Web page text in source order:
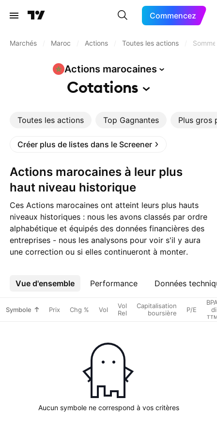
Commencez
Marchés Maroc Actions Toutes les actions
Actions marocaines
Cotations
Toutes les actions Top Gagnantes Plus gros
Créer plus de listes dans le Screener
Actions marocaines à leur plus
haut niveau historique
Ces Actions marocaines ont atteint leurs plus hauts
niveaux historiques : nous les avons classés par ordre
alphabétique et équipés des données financières des
entreprises - nous les analysons pour voir s'il y aura
une correction ou si elles continueront à monter.
Vue d'ensemble Performance Données
Plus
Symbole Prix Chg % Vol
Vol
Rel
Capitalisation
boursière
P/E
Aucun symbole ne correspond à vos critères